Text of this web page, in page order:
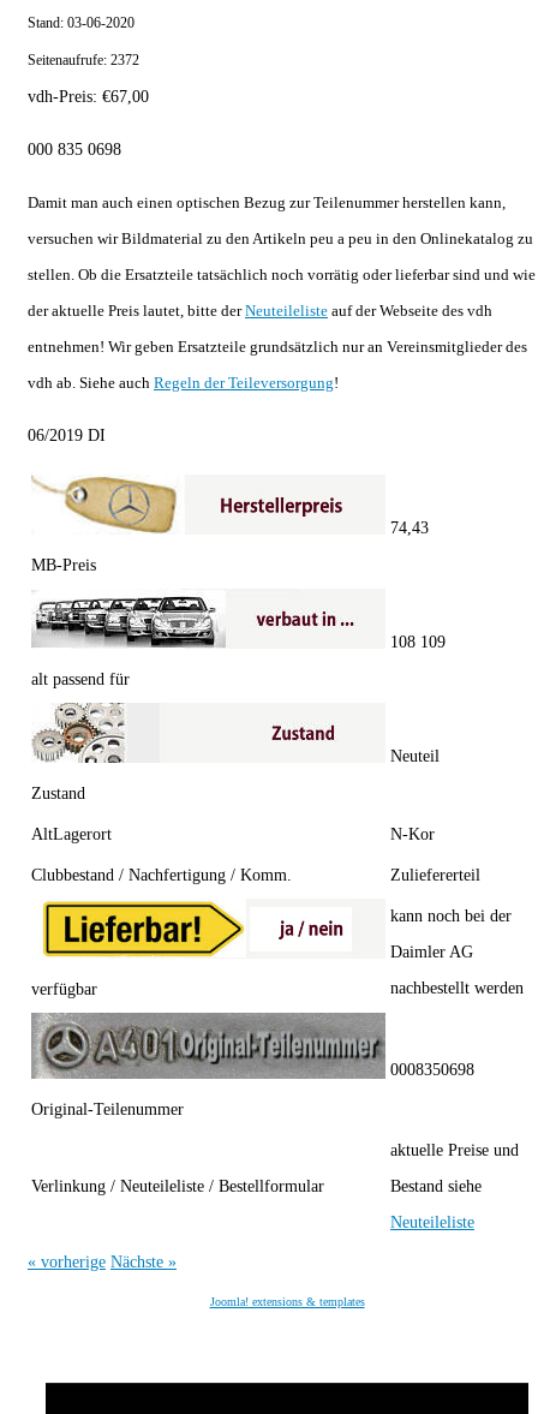
Stand: 03-06-2020
Seitenaufrufe: 2372
vdh-Preis: €67,00
000 835 0698
Damit man auch einen optischen Bezug zur Teilenummer herstellen kann,
versuchen wir Bildmaterial zu den Artikeln peu a peu in den Onlinekatalog zu
stellen. Ob die Ersatzteile tatsächlich noch vorrätig oder lieferbar sind und wie
der aktuelle Preis lautet, bitte derNeuteileliste auf der Webseite des vdh
entnehmen! Wir geben Ersatzteile grundsätzlich nur an Vereinsmitglieder des
vdh ab. Siehe auch Regeln der Teileversorgung!
06/2019 DI
MB-Preis
74,43
alt passend für
108 109
Zustand
Neuteil
AltLagerort N-Kor
Clubbestand / Nachfertigung / Komm. Zuliefererteil
verfügbar
kann noch bei der
Daimler AG
nachbestellt werden
Original-Teilenummer
0008350698
Verlinkung / Neuteileliste / Bestellformular
aktuelle Preise und
Bestand siehe
Neuteileliste
« vorherige Nächste »
Joomla! extensions & templates